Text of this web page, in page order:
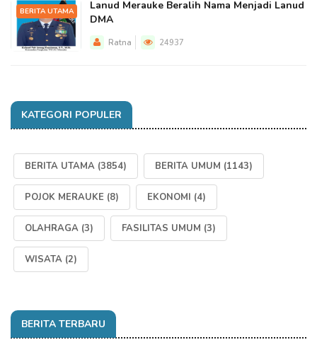
BERITA UTAMA
Lanud Merauke Beralih Nama Menjadi Lanud
DMA
Ratna 24937
KATEGORI POPULER
BERITA UTAMA (3854) BERITA UMUM (1143)
POJOK MERAUKE (8) EKONOMI (4)
OLAHRAGA (3) FASILITAS UMUM (3)
WISATA (2)
BERITA TERBARU